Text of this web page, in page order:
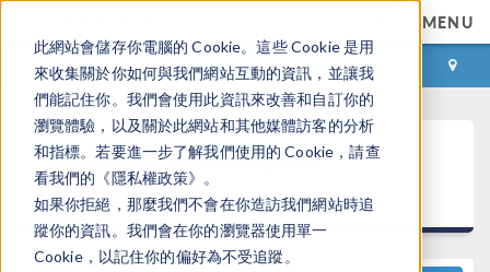
此網站會儲存你電腦的 Cookie。這些 Cookie 是用
來收集關於你如何與我們網站互動的資訊，並讓我
們能記住你。我們會使用此資訊來改善和自訂你的
瀏覽體驗，以及關於此網站和其他媒體訪客的分析
和指標。若要進一步了解我們使用的 Cookie，請查
看我們的《隱私權政策》。
如果你拒絕，那麼我們不會在你造訪我們網站時追
蹤你的資訊。我們會在你的瀏覽器使用單一
Cookie，以記住你的偏好為不受追蹤。
MENU
登录 咨询与购买
COMSOL Multiphysics®
5.6 发布亮点